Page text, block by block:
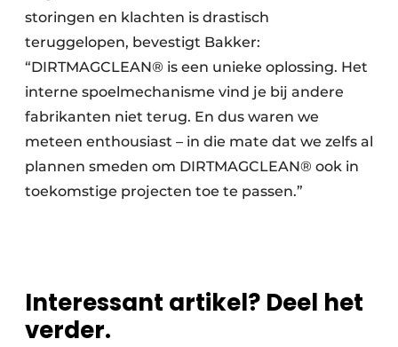
storingen en klachten is drastisch
teruggelopen, bevestigt Bakker:
“DIRTMAGCLEAN® is een unieke oplossing. Het
interne spoelmechanisme vind je bij andere
fabrikanten niet terug. En dus waren we
meteen enthousiast – in die mate dat we zelfs al
plannen smeden om DIRTMAGCLEAN® ook in
toekomstige projecten toe te passen.”
Interessant artikel? Deel het
verder.